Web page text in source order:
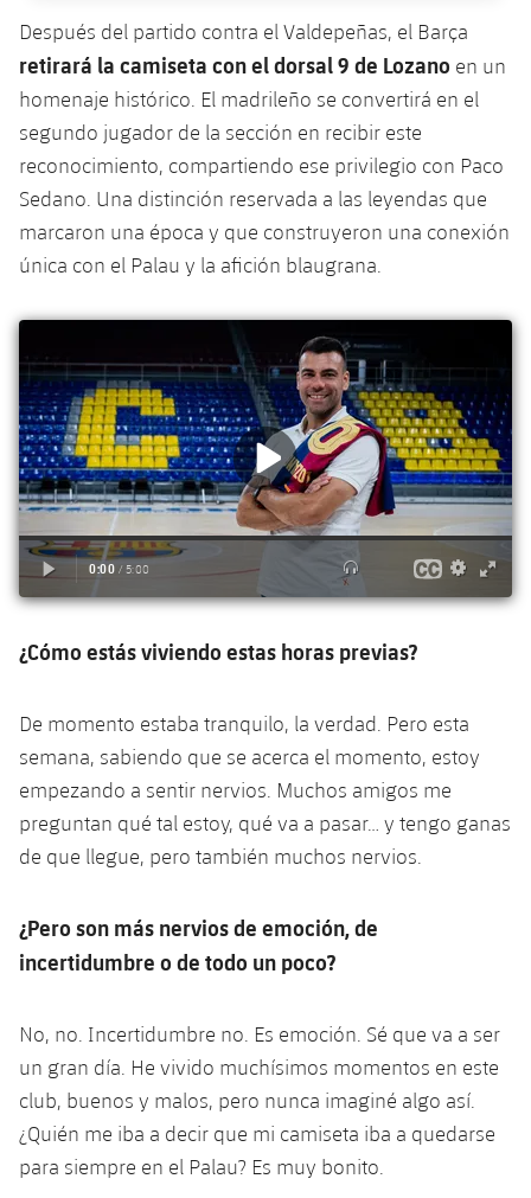
Después del partido contra el Valdepeñas, el Barça
retirará la camiseta con el dorsal 9 de Lozano en un
homenaje histórico. El madrileño se convertirá en el
segundo jugador de la sección en recibir este
reconocimiento, compartiendo ese privilegio con Paco
Sedano. Una distinción reservada a las leyendas que
marcaron una época y que construyeron una conexión
única con el Palau y la afición blaugrana.
¿Cómo estás viviendo estas horas previas?
De momento estaba tranquilo, la verdad. Pero esta
semana, sabiendo que se acerca el momento, estoy
empezando a sentir nervios. Muchos amigos me
preguntan qué tal estoy, qué va a pasar… y tengo ganas
de que llegue, pero también muchos nervios.
¿Pero son más nervios de emoción, de
incertidumbre o de todo un poco?
No, no. Incertidumbre no. Es emoción. Sé que va a ser
un gran día. He vivido muchísimos momentos en este
club, buenos y malos, pero nunca imaginé algo así.
¿Quién me iba a decir que mi camiseta iba a quedarse
para siempre en el Palau? Es muy bonito.